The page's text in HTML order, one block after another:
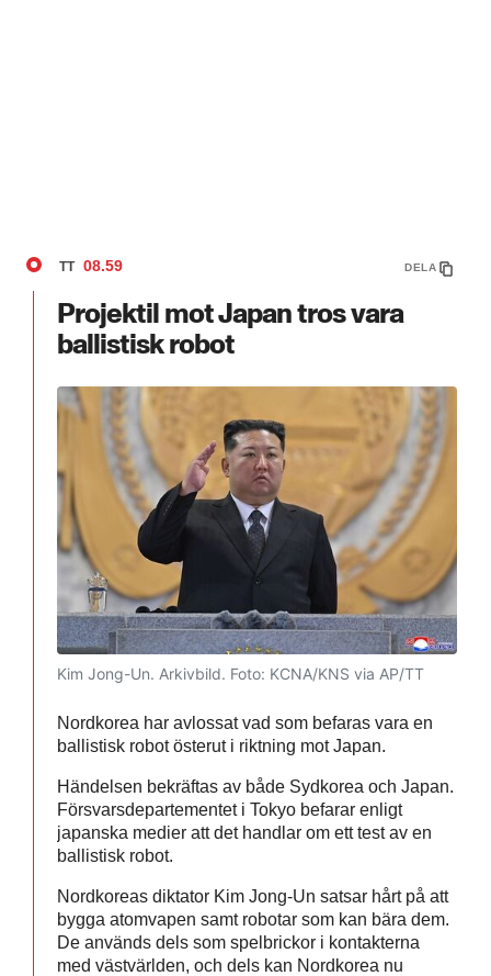
TT 08.59 DELA
Projektil mot Japan tros vara
ballistisk robot
Kim Jong-Un. Arkivbild. Foto: KCNA/KNS via AP/TT
Nordkorea har avlossat vad som befaras vara en
ballistisk robot österut i riktning mot Japan.
Händelsen bekräftas av både Sydkorea och Japan.
Försvarsdepartementet i Tokyo befarar enligt
japanska medier att det handlar om ett test av en
ballistisk robot.
Nordkoreas diktator Kim Jong-Un satsar hårt på att
bygga atomvapen samt robotar som kan bära dem.
De används dels som spelbrickor i kontakterna
med västvärlden, och dels kan Nordkorea nu